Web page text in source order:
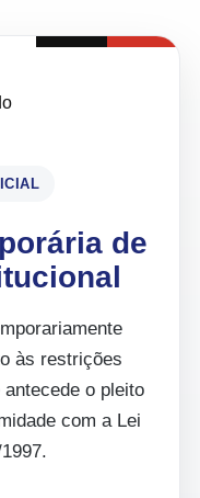
de
às restrições
o pleito
com a Lei